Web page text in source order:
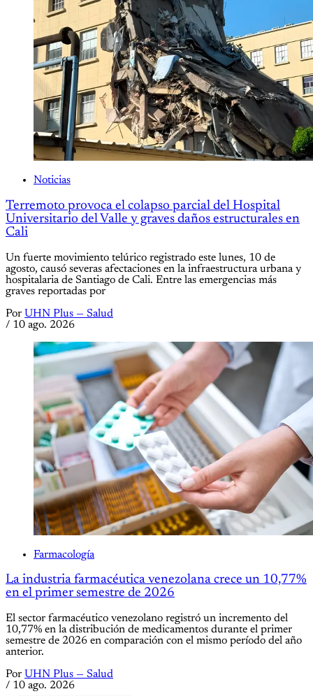
Noticias
Terremoto provoca el colapso parcial del Hospital
Universitario del Valle y graves daños estructurales en
Cali
Un fuerte movimiento telúrico registrado este lunes, 10 de
agosto, causó severas afectaciones en la infraestructura urbana y
hospitalaria de Santiago de Cali. Entre las emergencias más
graves reportadas por
Por UHN Plus — Salud
/ 10 ago. 2026
Farmacología
La industria farmacéutica venezolana crece un 10,77%
en el primer semestre de 2026
El sector farmacéutico venezolano registró un incremento del
10,77% en la distribución de medicamentos durante el primer
semestre de 2026 en comparación con el mismo período del año
anterior.
Por UHN Plus — Salud
/ 10 ago. 2026